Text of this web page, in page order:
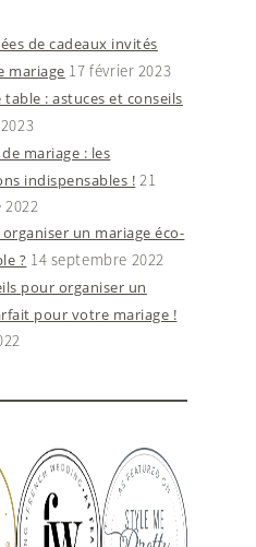
de cadeaux invités
mariage 17 février 2023
table : astuces et conseils
mariage : les
indispensables ! 21
un mariage éco-
? 14 septembre 2022
pour organiser un
pour votre mariage !